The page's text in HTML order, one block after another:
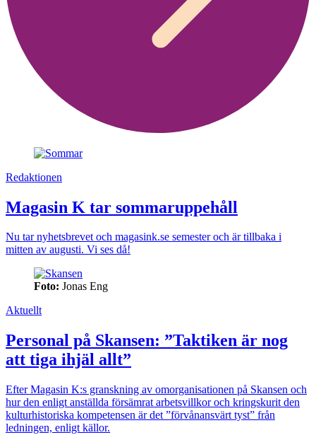
Redaktionen
Magasin K tar sommaruppehåll
Nu tar nyhetsbrevet och magasink.se semester och är tillbaka i
mitten av augusti. Vi ses då!
Foto: Jonas Eng
Aktuellt
Personal på Skansen: ”Taktiken är nog
att tiga ihjäl allt”
Efter Magasin K:s granskning av omorganisationen på Skansen och
hur den enligt anställda försämrat arbetsvillkor och kringskurit den
kulturhistoriska kompetensen är det ”förvånansvärt tyst” från
ledningen, enligt källor.